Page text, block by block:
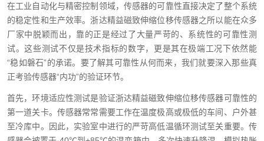
在工业自动化与精密控制领域，传感器的可靠性直接决定了整个系统
的稳定性和生产效率。浙达精益磁致伸缩位移传感器之所以能在众多
厂家中脱颖而出，靠的正是经过了大量严苛的、系统性的可靠性测
试。这些测试不仅是技术指标的数字，更是其在极端工况下依然能
“稳如磐石”的承诺。要了解其可靠性从何而来，我们就要深入那些真
正考验传感器“内功”的验证环节。
首先，环境适应性测试是验证浙达精益磁致伸缩位移传感器可靠性的
第一道关卡。传感器常常需要工作在温度极高或极低的车间、户外甚
至冷库中。因此，实验室中进行的严苛高低温循环测试至关重要。传